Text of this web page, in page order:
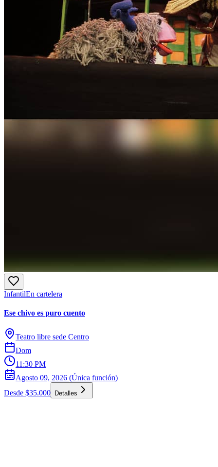
InfantilEn cartelera
Ese chivo es puro cuento
Teatro libre sede Centro
Dom
11:30 PM
Agosto 09, 2026 (Única función)
Desde $35.000
Detalles